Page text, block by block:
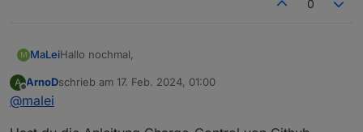
0
M MaLeiHallo nochmal,
nach ein paar Tagen Beobachtung, habe ich zwei
A
Offline
ArnoDschrieb am 17. Feb. 2024, 01:00
zuletzt editiert von
@malei